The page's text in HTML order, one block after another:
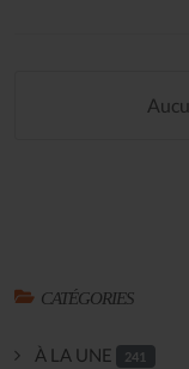
CATÉGORIES
À LA UNE 241